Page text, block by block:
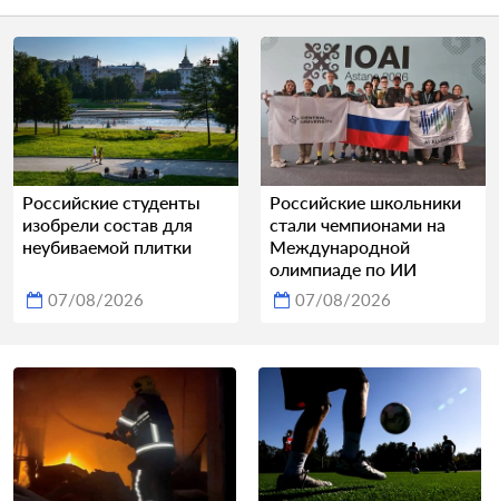
Российские студенты
изобрели состав для
неубиваемой плитки
07/08/2026
Российские школьники
стали чемпионами на
Международной
олимпиаде по ИИ
07/08/2026